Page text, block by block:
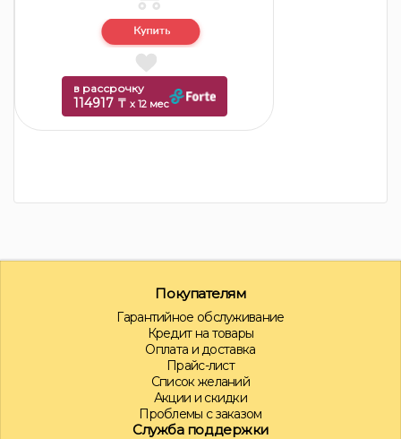
в рассрочку
114917 ₸ x 12 мес
Покупателям
Гарантийное обслуживание
Кредит на товары
Оплата и доставка
Прайс-лист
Список желаний
Акции и скидки
Проблемы с заказом
Служба поддержки